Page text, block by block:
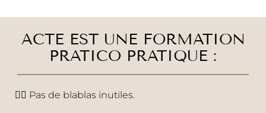
ACTE EST UNE FORMATION
PRATICO PRATIQUE :
👉🏽 Pas de blablas inutiles.